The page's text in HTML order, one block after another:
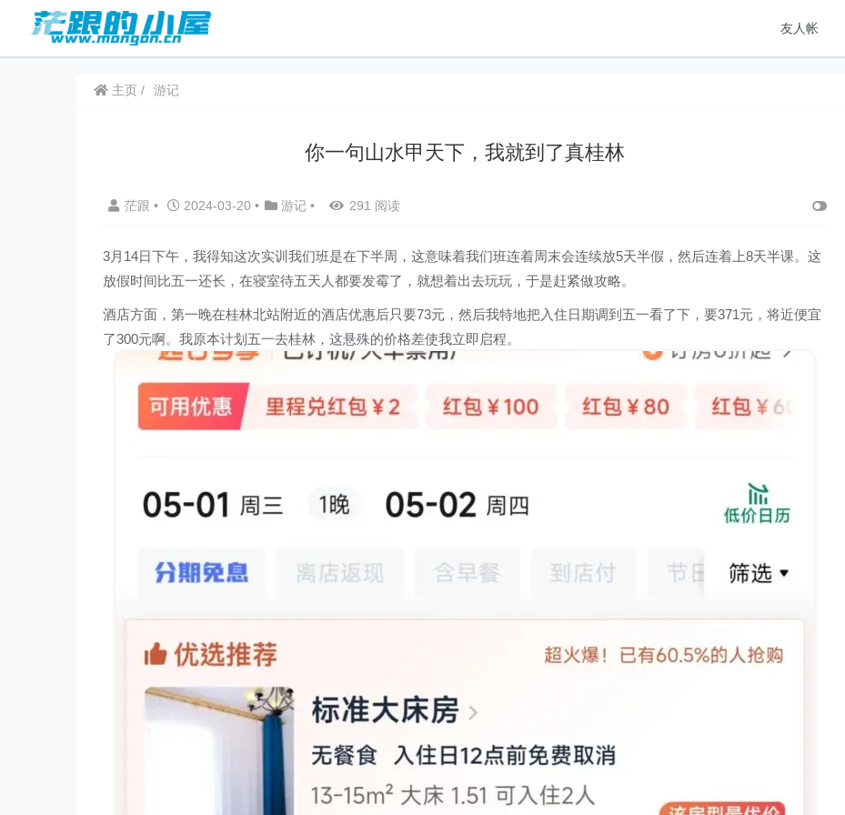
友人帐
主页 游记
你一句山水甲天下，我就到了真桂林
茫跟 • 2024-03-20 • 游记 • 291 阅读
3月14日下午，我得知这次实训我们班是在下半周，这意味着我们班连着周末会连续放5天半假，然后连着上8天半课。这
放假时间比五一还长，在寝室待五天人都要发霉了，就想着出去玩玩，于是赶紧做攻略。
酒店方面，第一晚在桂林北站附近的酒店优惠后只要73元，然后我特地把入住日期调到五一看了下，要371元，将近便宜
了300元啊。我原本计划五一去桂林，这悬殊的价格差使我立即启程。